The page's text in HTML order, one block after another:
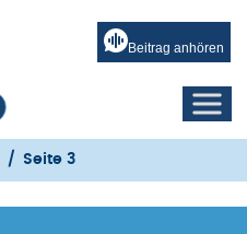
Beitrag anhören
/ Seite 3